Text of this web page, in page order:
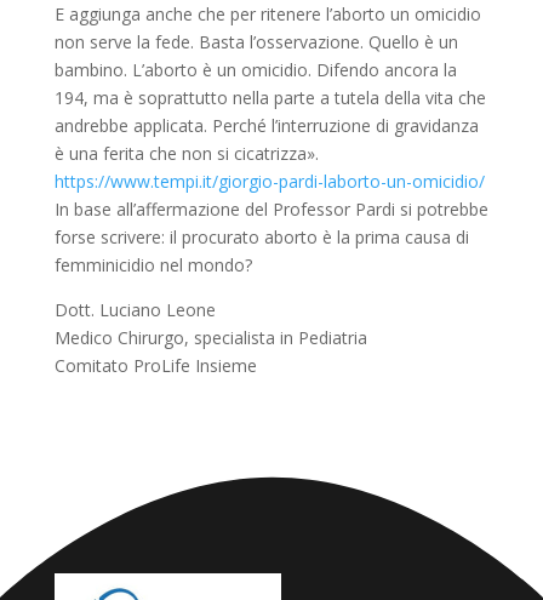
E aggiunga anche che per ritenere l’aborto un omicidio
non serve la fede. Basta l’osservazione. Quello è un
bambino. L’aborto è un omicidio. Difendo ancora la
194, ma è soprattutto nella parte a tutela della vita che
andrebbe applicata. Perché l’interruzione di gravidanza
è una ferita che non si cicatrizza».
https://www.tempi.it/giorgio-pardi-laborto-un-omicidio/
In base all’affermazione del Professor Pardi si potrebbe
forse scrivere: il procurato aborto è la prima causa di
femminicidio nel mondo?
Dott. Luciano Leone
Medico Chirurgo, specialista in Pediatria
Comitato ProLife Insieme